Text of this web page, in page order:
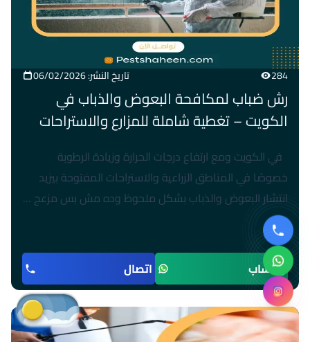
284 تاريخ النشر: 06/02/2026
رش ضباب لمكافحة البعوض والذباب في
الكويت – تغطية شاملة للمزارع والاستراحات
في الكويت ومع ارتفاع درجات الحرارة وزيادة الرطوبة
خصوصًا في المناطق الزراعية والاستراحات المفتوحة بيزيد
انتشار البعوض والذباب بشكل ملحوظ وده مش بس مزعج …
واتساب اتصال